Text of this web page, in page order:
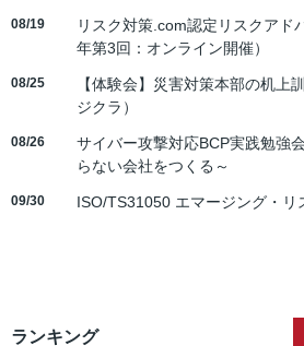
08/19
リスク対策.com認定リスクアド
年第3回：オンライン開催）
08/25
【体験会】災害対策本部の机
ジクラ）
08/26
サイバー攻撃対応BCP実践勉強
らない会社をつくる～
09/30 ISO/TS31050 エマージング・リ
ランキング